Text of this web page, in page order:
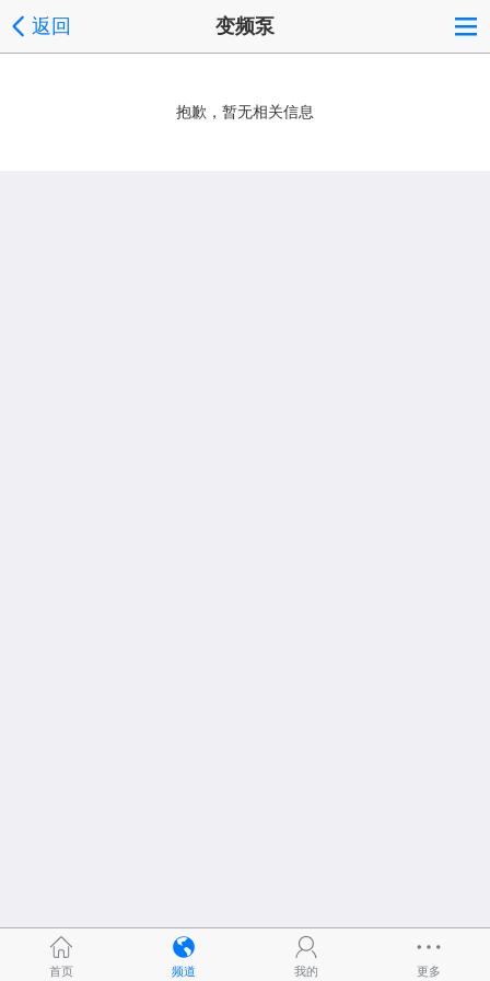
返回 变频泵
抱歉，暂无相关信息
首页 频道 我的 更多